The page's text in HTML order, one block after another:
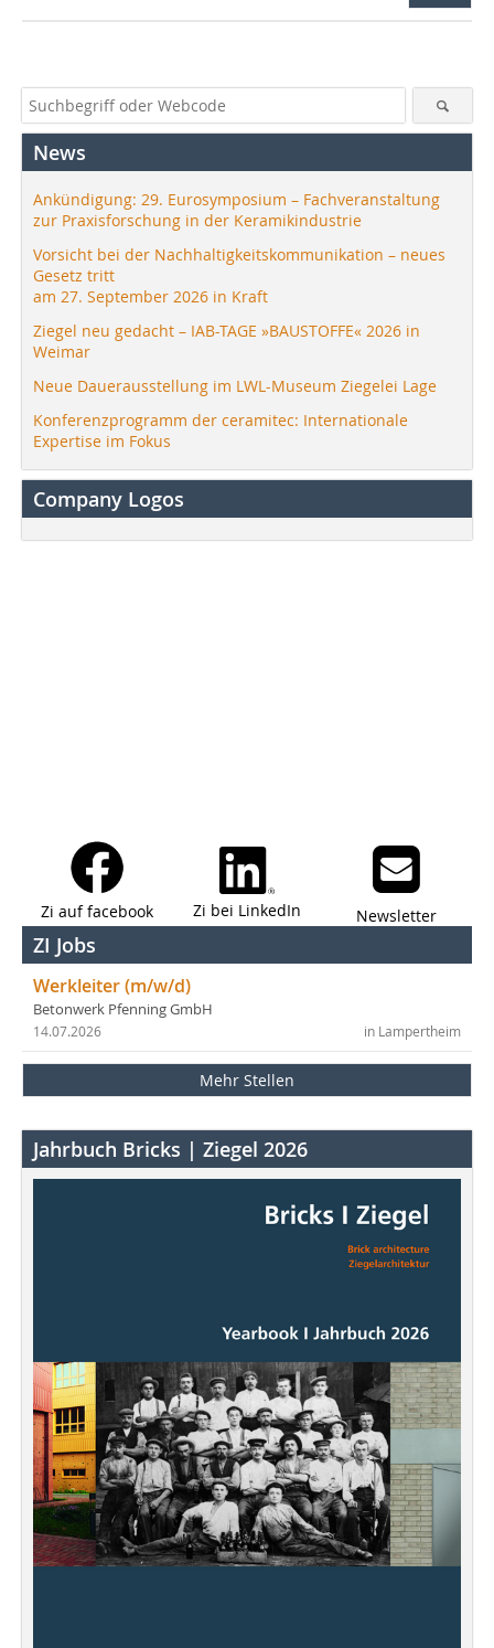
News
Ankündigung: 29. Eurosymposium – Fachveranstaltung
zur Praxisforschung in der Keramikindustrie
Vorsicht bei der Nachhaltigkeitskommunikation – neues
Gesetz tritt
am 27. September 2026 in Kraft
Ziegel neu gedacht – IAB-TAGE »BAUSTOFFE« 2026 in
Weimar
Neue Dauerausstellung im LWL-Museum Ziegelei Lage
Konferenzprogramm der ceramitec: Internationale
Expertise im Fokus
Company Logos
Zi auf facebook Zi bei LinkedIn Newsletter
ZI Jobs
Werkleiter (m/w/d)
Betonwerk Pfenning GmbH
in Lampertheim
14.07.2026
Mehr Stellen
Jahrbuch Bricks | Ziegel 2026